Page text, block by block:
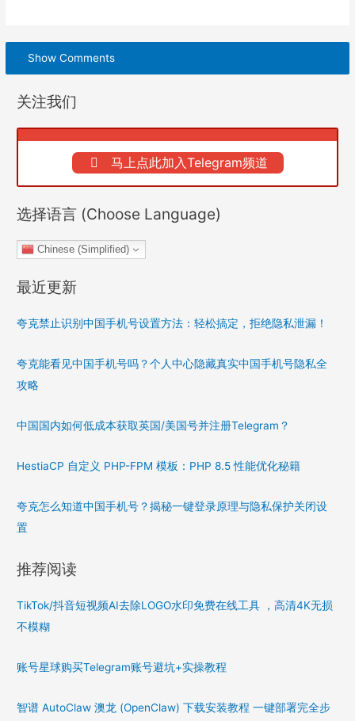
Show Comments
关注我们
马上点此加入Telegram频道
选择语言 (Choose Language)
Chinese (Simplified)
最近更新
夸克禁止识别中国手机号设置方法：轻松搞定，拒绝隐私泄漏！
夸克能看见中国手机号吗？个人中心隐藏真实中国手机号隐私全
攻略
中国国内如何低成本获取英国/美国号并注册Telegram？
HestiaCP 自定义 PHP-FPM 模板：PHP 8.5 性能优化秘籍
夸克怎么知道中国手机号？揭秘一键登录原理与隐私保护关闭设
置
推荐阅读
TikTok/抖音短视频AI去除LOGO水印免费在线工具 ，高清4K无损
不模糊
账号星球购买Telegram账号避坑+实操教程
智谱 AutoClaw 澳龙 (OpenClaw) 下载安装教程 一键部署完全步